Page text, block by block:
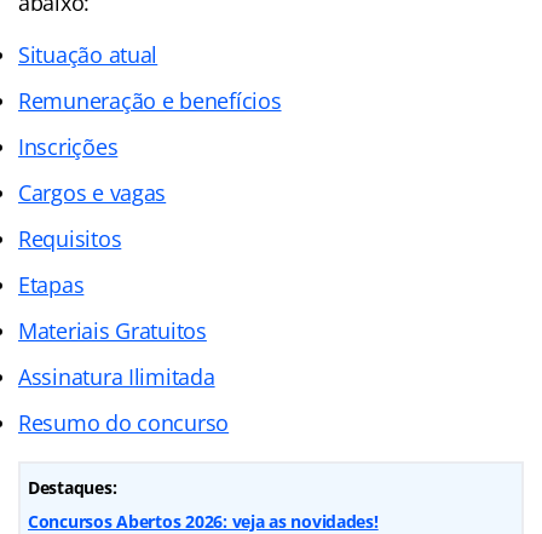
Situação atual
Remuneração e benefícios
Inscrições
Cargos e vagas
Requisitos
Etapas
Materiais Gratuitos
Assinatura Ilimitada
Resumo do concurso
Destaques:
Concursos Abertos 2026: veja as novidades!